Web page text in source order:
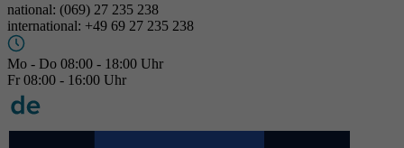
national: (069) 27 235 238
international: +49 69 27 235 238
Mo - Do 08:00 - 18:00 Uhr
Fr 08:00 - 16:00 Uhr